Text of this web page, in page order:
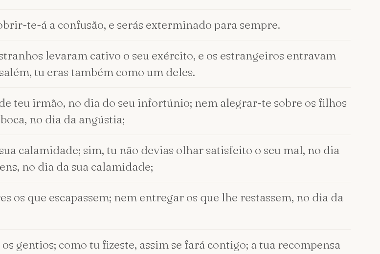
te-á a confusão, e serás exterminado para sempre.
levaram cativo o seu exército, e os estrangeiros entravam
tu eras também como um deles.
teu irmão, no dia do seu infortúnio; nem alegrar-te sobre os filhos
no dia da angústia;
calamidade; sim, tu não devias olhar satisfeito o seu mal, no dia
no dia da sua calamidade;
os que escapassem; nem entregar os que lhe restassem, no dia da
gentios; como tu fizeste, assim se fará contigo; a tua recompensa